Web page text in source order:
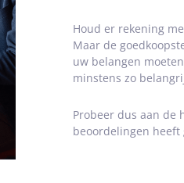
Houd er rekening
Maar de
uw belangen
minstens zo
Probeer dus aan de
beoordelingen heeft